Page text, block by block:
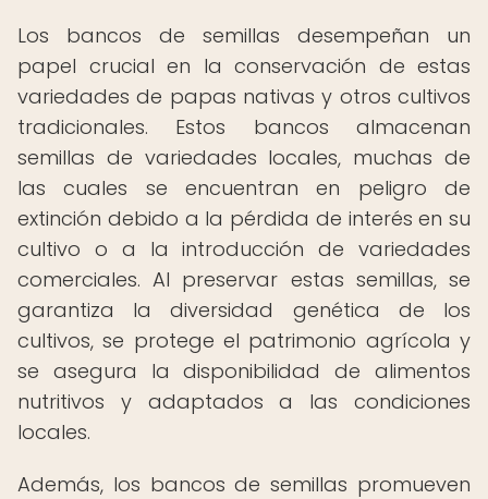
Los bancos de semillas desempeñan un
papel crucial en la conservación de estas
variedades de papas nativas y otros cultivos
tradicionales. Estos bancos almacenan
semillas de variedades locales, muchas de
las cuales se encuentran en peligro de
extinción debido a la pérdida de interés en su
cultivo o a la introducción de variedades
comerciales. Al preservar estas semillas, se
garantiza la diversidad genética de los
cultivos, se protege el patrimonio agrícola y
se asegura la disponibilidad de alimentos
nutritivos y adaptados a las condiciones
locales.
Además, los bancos de semillas promueven